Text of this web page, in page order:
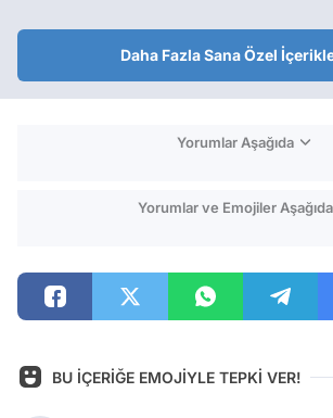
Daha Fazla Sana Özel
Yorumlar Aşağıda
Yorumlar ve Emojiler Aşağıda
BU İÇERİĞE EMOJİYLE TEPKİ VER!